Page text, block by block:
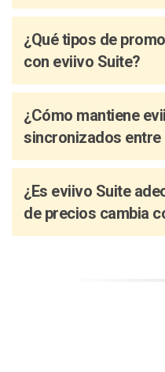
¿Qué tipos de
con eviivo Suite?
¿Cómo mantiene
sincronizados entre
¿Es eviivo Suite
de precios cambia